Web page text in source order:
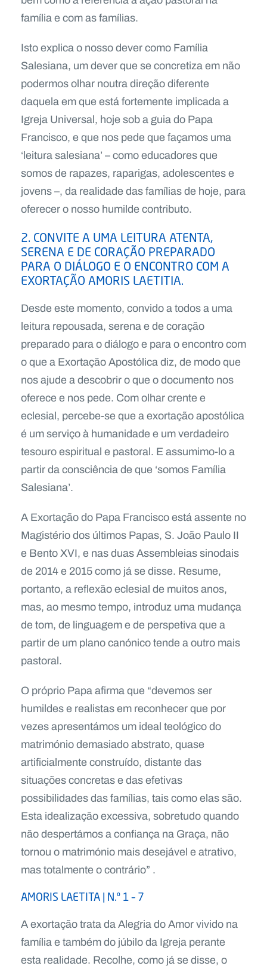
família e com as famílias.
Isto explica o nosso dever como Família
Salesiana, um dever que se concretiza em não
podermos olhar noutra direção diferente
daquela em que está fortemente implicada a
Igreja Universal, hoje sob a guia do Papa
Francisco, e que nos pede que façamos uma
‘leitura salesiana’ – como educadores que
somos de rapazes, raparigas, adolescentes e
jovens –, da realidade das famílias de hoje, para
oferecer o nosso humilde contributo.
2. CONVITE A UMA LEITURA ATENTA,
SERENA E DE CORAÇÃO PREPARADO
PARA O DIÁLOGO E O ENCONTRO COM A
EXORTAÇÃO AMORIS LAETITIA.
Desde este momento, convido a todos a uma
leitura repousada, serena e de coração
preparado para o diálogo e para o encontro com
o que a Exortação Apostólica diz, de modo que
nos ajude a descobrir o que o documento nos
oferece e nos pede. Com olhar crente e
eclesial, percebe-se que a exortação apostólica
é um serviço à humanidade e um verdadeiro
tesouro espiritual e pastoral. E assumimo-lo a
partir da consciência de que ‘somos Família
Salesiana’.
A Exortação do Papa Francisco está assente no
Magistério dos últimos Papas, S. João Paulo II
e Bento XVI, e nas duas Assembleias sinodais
de 2014 e 2015 como já se disse. Resume,
portanto, a reflexão eclesial de muitos anos,
mas, ao mesmo tempo, introduz uma mudança
de tom, de linguagem e de perspetiva que a
partir de um plano canónico tende a outro mais
pastoral.
O próprio Papa afirma que “devemos ser
humildes e realistas em reconhecer que por
vezes apresentámos um ideal teológico do
matrimónio demasiado abstrato, quase
artificialmente construído, distante das
situações concretas e das efetivas
possibilidades das famílias, tais como elas são.
Esta idealização excessiva, sobretudo quando
não despertámos a confiança na Graça, não
tornou o matrimónio mais desejável e atrativo,
mas totalmente o contrário” .
AMORIS LAETITA | N.º 1 – 7
A exortação trata da Alegria do Amor vivido na
família e também do júbilo da Igreja perante
esta realidade. Recolhe, como já se disse, o